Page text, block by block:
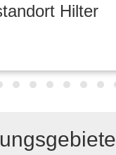
Hilter